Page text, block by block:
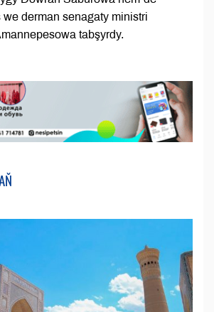
derman senagaty ministri
tabşyrdy.